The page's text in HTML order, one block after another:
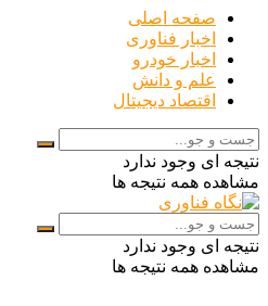
صفحه اصلی
اخبار فناوری
اخبار خودرو
علم و دانش
اقتصاد دیجیتال
نتیجه ای وجود ندارد
مشاهده همه نتیجه ها
نتیجه ای وجود ندارد
مشاهده همه نتیجه ها